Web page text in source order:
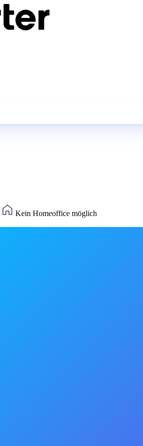
Kein Homeoffice möglich